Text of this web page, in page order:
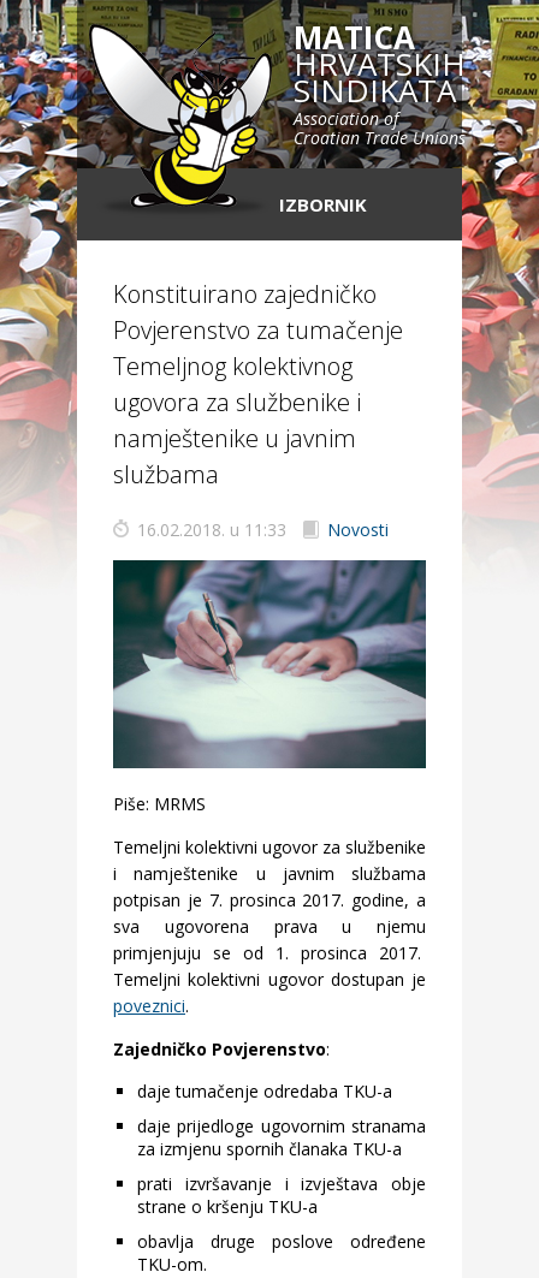
MATICA
HRVATSKIH
SINDIKATA
Association of
Croatian Trade Unions
IZBORNIK
Konstituirano zajedničko
Povjerenstvo za tumačenje
Temeljnog kolektivnog
ugovora za službenike i
namještenike u javnim
službama
16.02.2018. u 11:33 Novosti
Piše: MRMS
Temeljni kolektivni ugovor za službenike
i namještenike u javnim službama
potpisan je 7. prosinca 2017. godine, a
sva ugovorena prava u njemu
primjenjuju se od 1. prosinca 2017.
Temeljni kolektivni ugovor dostupan je
poveznici.
Zajedničko Povjerenstvo:
daje tumačenje odredaba TKU-a
daje prijedloge ugovornim stranama
za izmjenu spornih članaka TKU-a
prati izvršavanje i izvještava obje
strane o kršenju TKU-a
obavlja druge poslove određene
TKU-om.